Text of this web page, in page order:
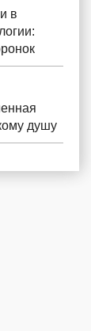
в
душу